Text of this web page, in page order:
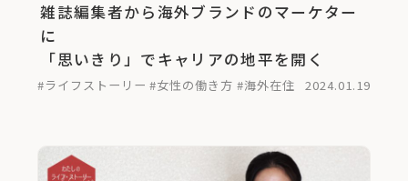
雑誌編集者から海外ブランドのマーケター
に
「思いきり」でキャリアの地平を開く
#ライフストーリー #女性の働き方 #海外在住 2024.01.19